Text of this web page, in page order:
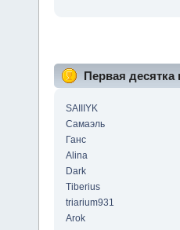
Первая десятка
SAIIIYK
Самаэль
Ганс
Alina
Dark
Tiberius
triarium931
Arok